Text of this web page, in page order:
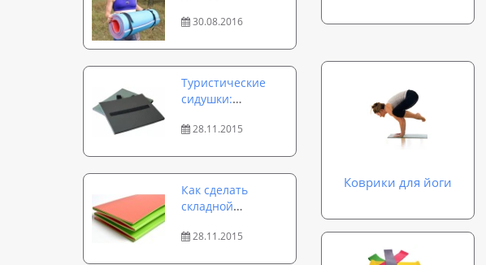
Camping 16
30.08.2016
Туристические
сидушки:
модели и
28.11.2015
Как сделать
складной
каремат:
28.11.2015
Коврики для йоги